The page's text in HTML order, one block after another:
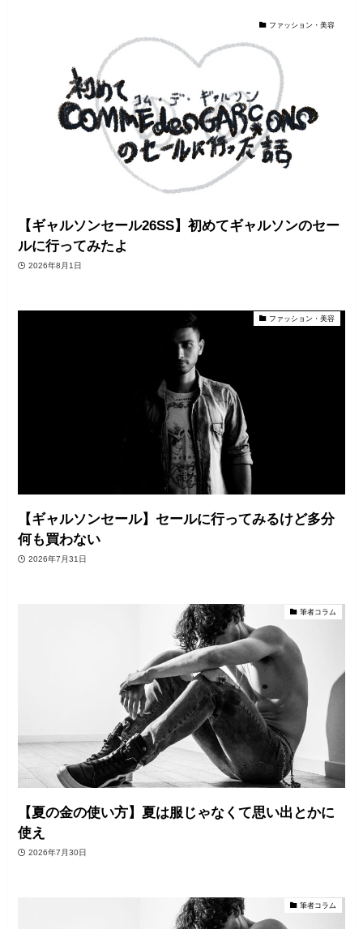
ファッション・美容
【ギャルソンセール26SS】初めてギャルソンのセー
ルに行ってみたよ
2026年8月1日
ファッション・美容
【ギャルソンセール】セールに行ってみるけど多分
何も買わない
2026年7月31日
筆者コラム
【夏の金の使い方】夏は服じゃなくて思い出とかに
使え
2026年7月30日
筆者コラム